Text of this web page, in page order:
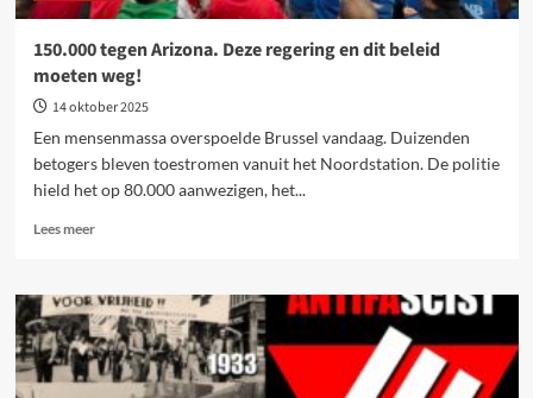
150.000 tegen Arizona. Deze regering en dit beleid
moeten weg!
14 oktober 2025
Een mensenmassa overspoelde Brussel vandaag. Duizenden
betogers bleven toestromen vanuit het Noordstation. De politie
hield het op 80.000 aanwezigen, het...
Lees meerLees
150.000
tegen
Arizona.
Deze
regering